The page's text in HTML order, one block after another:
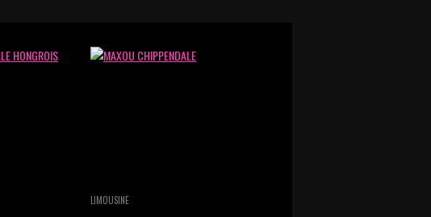
LIMOUSINE